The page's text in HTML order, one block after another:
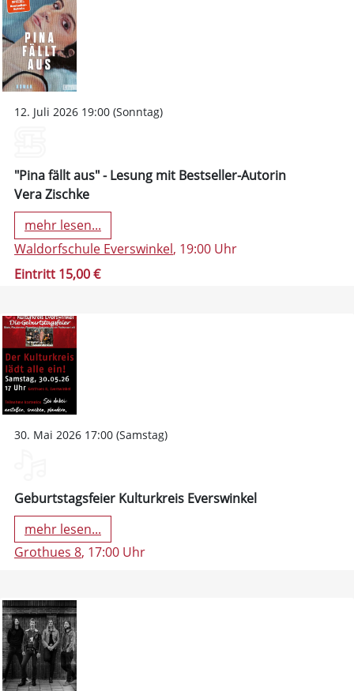
12. Juli 2026 19:00 (Sonntag)
"Pina fällt aus" - Lesung mit Bestseller-Autorin
Vera Zischke
mehr lesen...
Waldorfschule Everswinkel, 19:00 Uhr
Eintritt 15,00 €
30. Mai 2026 17:00 (Samstag)
Geburtstagsfeier Kulturkreis Everswinkel
mehr lesen...
Grothues 8, 17:00 Uhr